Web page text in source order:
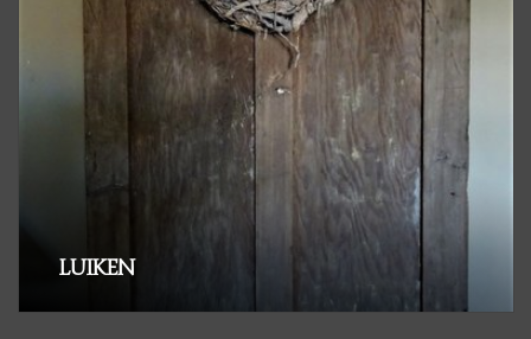
LUIKEN